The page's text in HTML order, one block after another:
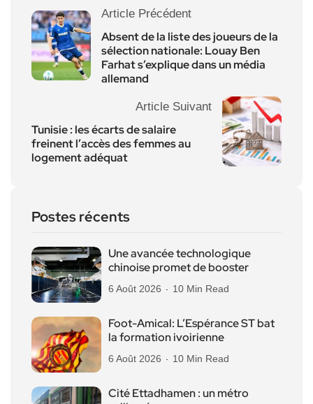
Article Précédent
Absent de la liste des joueurs de la
sélection nationale: Louay Ben
Farhat s’explique dans un média
allemand
Article Suivant
Tunisie : les écarts de salaire
freinent l’accès des femmes au
logement adéquat
Postes récents
Une avancée technologique
chinoise promet de booster
6 Août 2026 10 Min Read
Foot-Amical: L’Espérance ST bat
la formation ivoirienne
6 Août 2026 10 Min Read
Cité Ettadhamen : un métro